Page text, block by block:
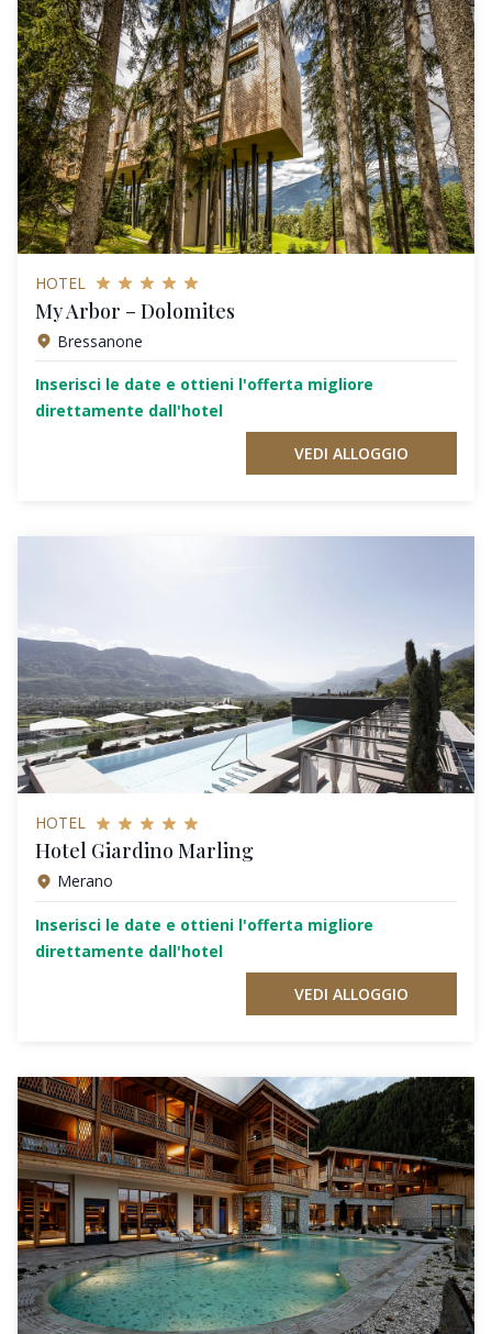
HOTEL
My Arbor – Dolomites
Bressanone
Inserisci le date e ottieni l'offerta migliore
direttamente dall'hotel
VEDI ALLOGGIO
HOTEL
Hotel Giardino Marling
Merano
Inserisci le date e ottieni l'offerta migliore
direttamente dall'hotel
VEDI ALLOGGIO